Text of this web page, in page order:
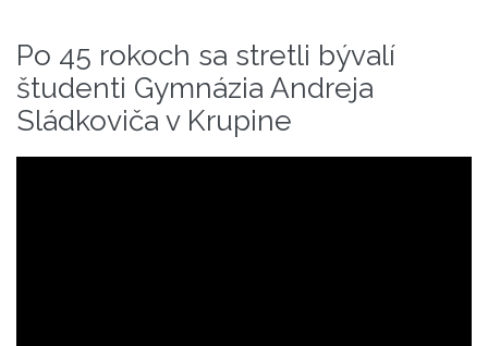
Po 45 rokoch sa stretli bývalí
študenti Gymnázia Andreja
Sládkoviča v Krupine